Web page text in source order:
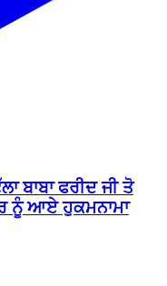
ਬਾਬਾ ਫਰੀਦ ਜੀ ਤੋ
ਨੂੰ ਆਏ ਹੁਕਮਨਾਮਾ